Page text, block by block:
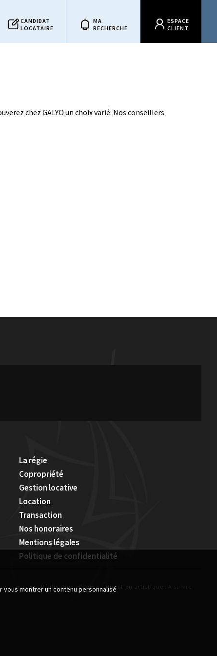
CANDIDAT
LOCATAIRE
MA
RECHERCHE
ESPACE
CLIENT
chez GALYO un choix varié. Nos conseillers
La régie
Copropriété
Gestion locative
Location
Transaction
Nos honoraires
Mentions légales
Politique de confidentialité
Réalisation :Pilotim- Direction artistique :
montrer un contenu personnalisé